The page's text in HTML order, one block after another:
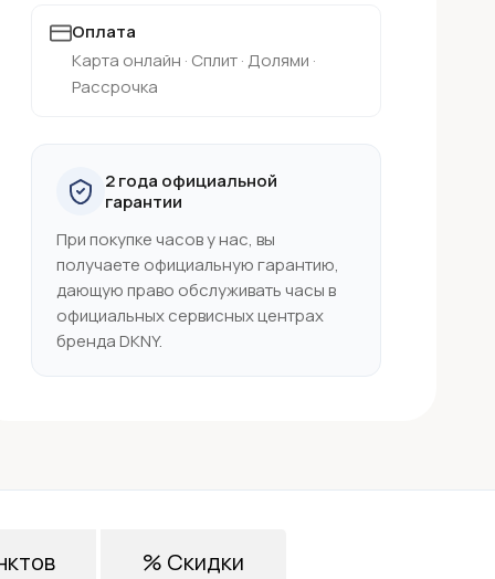
Оплата
Карта онлайн · Сплит · Долями ·
Рассрочка
2 года официальной
гарантии
При покупке часов у нас, вы
получаете официальную гарантию,
дающую право обслуживать часы в
официальных сервисных центрах
бренда DKNY.
% Скидки